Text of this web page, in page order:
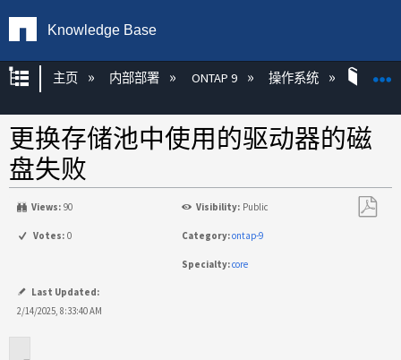
Knowledge Base
扩展/隐缩全局层次
主页 内部部署 ONTAP 9 操作系统
更换存储池中使用的驱动器的磁
盘失败
Views: 90 Visibility: Public
Votes: 0 Category:ontap-9
Specialty:core
Last Updated:
2/14/2025, 8:33:40 AM